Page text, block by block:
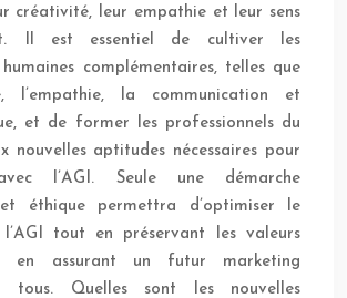
créativité, leur empathie et leur sens
Il est essentiel de cultiver les
humaines complémentaires, telles que
l’empathie, la communication et
et de former les professionnels du
nouvelles aptitudes nécessaires pour
l’AGI. Seule une démarche
et éthique permettra d’optimiser le
tout en préservant les valeurs
en assurant un futur marketing
tous. Quelles sont les nouvelles